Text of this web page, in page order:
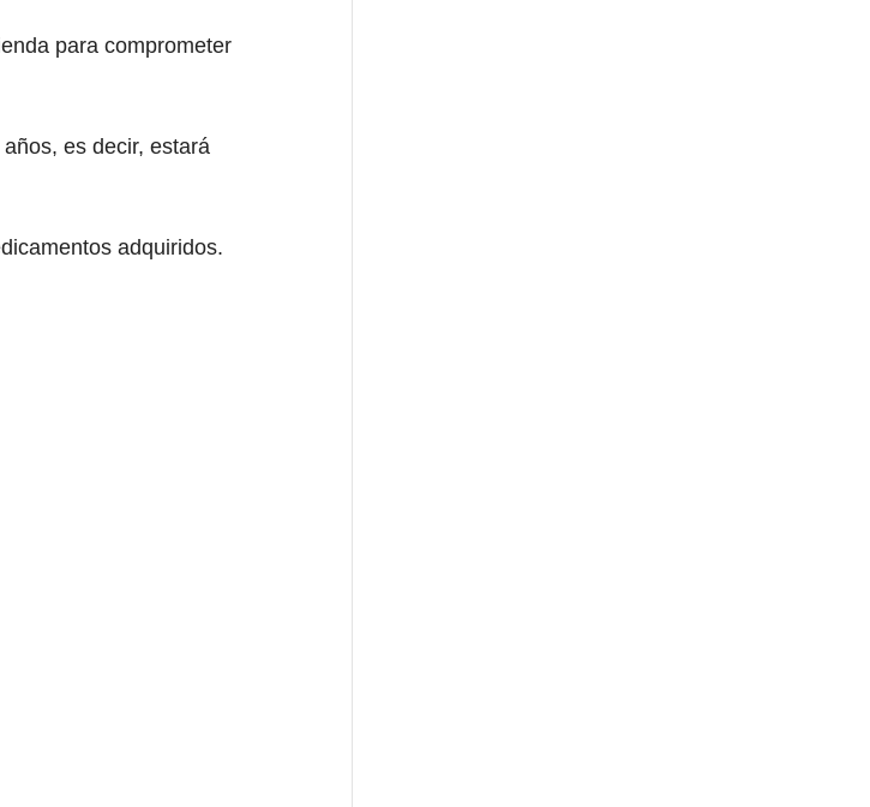
para comprometer
es decir, estará
adquiridos.